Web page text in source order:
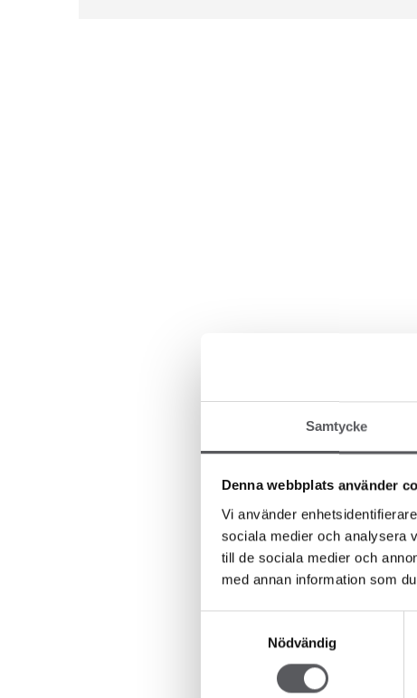
Samtycke
Denna webbplats använder
Vi använder
sociala medier och analysera
till de sociala medier och
med annan information som
Nödvändig